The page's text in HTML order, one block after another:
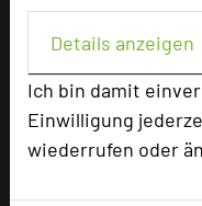
Details anzeigen
Ich bin damit
Einwilligung
wiederrufen oder
Hoteldaten
U-Form